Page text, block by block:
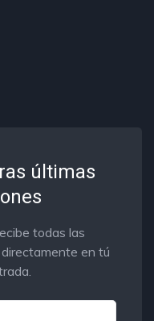
últimas
todas las
en tú